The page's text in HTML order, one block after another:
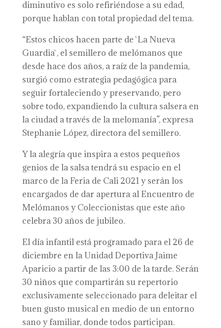
diminutivo es solo refiriéndose a su edad,
porque hablan con total propiedad del tema.
“Estos chicos hacen parte de `La Nueva
Guardia`, el semillero de melómanos que
desde hace dos años, a raíz de la pandemia,
surgió como estrategia pedagógica para
seguir fortaleciendo y preservando, pero
sobre todo, expandiendo la cultura salsera en
la ciudad a través de la melomanía”, expresa
Stephanie López, directora del semillero.
Y la alegría que inspira a estos pequeños
genios de la salsa tendrá su espacio en el
marco de la Feria de Cali 2021 y serán los
encargados de dar apertura al Encuentro de
Melómanos y Coleccionistas que este año
celebra 30 años de jubileo.
El día infantil está programado para el 26 de
diciembre en la Unidad Deportiva Jaime
Aparicio a partir de las 3:00 de la tarde. Serán
30 niños que compartirán su repertorio
exclusivamente seleccionado para deleitar el
buen gusto musical en medio de un entorno
sano y familiar, donde todos participan.